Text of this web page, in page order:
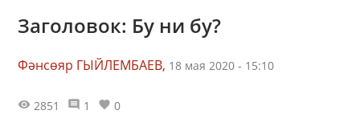
Заголовок: Бу ни бу?
Фәнсөяр ГЫЙЛЕМБАЕВ, 18 мая 2020 - 15:10
2851 1 0